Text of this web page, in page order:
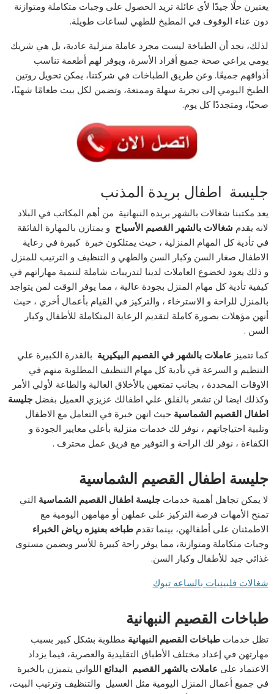
يعتبرن حلًا جيدًا لأي عائلة تريد الحصول على وجبات متكاملة ومتوازنة
دون عناء الوقوف في المطبخ للطهي لساعات طويلة.
لذلك، نجد أن الطباخة ليست مجرد عاملة منزلية عادية، بل هي شريك
يومي يراعي صحة جميع أفراد الأسرة، ويوفر لهم أطعمة تناسب
أذواقهم جميعًا. وعن طريق الطباخات في شركتنا، يمكن تحويل روتين
الطبخ اليومي إلى تجربة سهلة وممتعة، وتضمن لكل بيت طعامًا شهيًا،
صحيًا، ومتجددًا كل يوم.
جليسة اطفال بريدة المذنب
يعد مكتبنا شغالات بالشهر بريده النبهانية من أهم المكاتب في البلاد
لانه يقدم شغالات بالشهر القصيم الأسياح و يمتازن بالمهارة الفائقة
في تأدية كل المهام المنزلية ، حيث يمتلكون خبرة كبيرة في رعاية
الاطفال صغار السن وكبار السن والطهي و التنظيف و الترتيب للمنزل
و ذلك يعود لخضوع العاملات لدينا لتدريبات شاملة لتنمية مهاراتهم في
كيفية تأدية كل مهام المنزل بجودة عالية ، مما يوفر الوقت لمن يتواجد
بالمنزل للراحة و الاسترخاء ، والتركيز في القيام بأعمال أخري ، حيث
أنهن مؤهلات بصورة كاملة لتقديم الرعاية المتكاملة للأطفال وكبار
السن .
كما تتميز عاملات بالشهر في القصيم البيكيرية بالقدرة الكبيرة علي
التنظيم و السرعة في تأدية كل مهام التنظيف المطلوبة منهم في
الاوقات المحددة ، بجانب تمتعهن بالأخلاق العالية والطاعة لأولي الأمر
وكذلك ايضا لن تشعر بالقلق علي اطفالك عزيزي العميل بفضل جليسة
اطفال القصيم الشماسية حيث انهن خبرة في التعامل مع الاطفال
وتلبية احتياجاتهم ، نوفر لك خدمات منزلية بأعلي معايير الجودة و
الكفاءة ، نوفر لك الراحة و التوفير مع فريق عمل محترف .
جليسة اطفال القصيم الشماسية
لا يمكن تجاهل أهمية خدماتجليسة اطفال القصيم الشماسية التي
تمنح الأمهات فرصة التركيز على عملهن أو مهامهن اليومية مع
الاطمئنان على أطفالهن، بينما تقدمطباخه بعنيزه رياض الخبراء
وجبات متكاملة ومتوازنة، مما يوفر راحة كبيرة للأسر ويضمن مستوى
غذائي جيد للأطفال وكبار السن.
شغالات فلبينيات بالساعه تبوك
طباخات القصيم النبهانية
تظل خدماتطباخات القصيم النبهانية مطلوبة بشكل كبير بسبب
مهارتهن في إعداد مختلف الأطباق التقليدية والعصرية، فيما يزداد
الاعتماد على عاملات بالشهرالقصيمالبدائع اللواتي يتميزن بالخبرة
في جميع أعمال المنزل اليومية مثل الغسيل والتنظيف وترتيب البيت،